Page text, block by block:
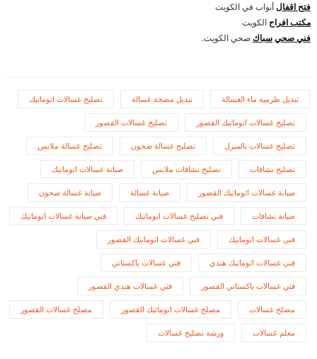
فتح اقفالأبواب في الكويت
مكتب افراح الكويت
فني صحيسباك صحي الكويت.
تبديل طرمية ماء الغسالة تبديل مضخة غسالة تصليح غسالات اتوماتيك
تصليح غسالات اتوماتيك القصور تصليح غسالات القصور
تصليح غسالات بالمنزل تصليح غسالة صحون تصليح غسالة ملابس
تصليح نشافات تصليح نشافات ملابس صيانة غسالات اتوماتيك
صيانة غسالات اتوماتيك القصور صيانة غسالة صيانة غسالة صحون
صيانة نشافات فني تصليح غسالات اتوماتيك فني صيانة غسالات اتوماتيك
فني غسالات اتوماتيك فني غسالات اتوماتيك القصور
فني غسالات اتوماتيك هندي فني غسالات باكستاني
فني غسالات باكستاني القصور فني غسالات هندي القصور
مصلح غسالات مصلح غسالات اتوماتيك القصور مصلح غسالات القصور
معلم غسالات ورشة تصليح غسالات